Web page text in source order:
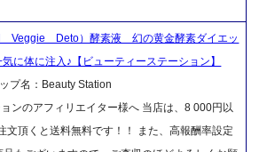
Veggie Deto）酵素液 幻の黄金酵素ダイエッ
に体に注入♪【ビューティーステーション】
プ名：Beauty Station
ンのアフィリエイター様へ 当店は、8 000円以
文頂くと送料無料です！！ また、高報酬率設定